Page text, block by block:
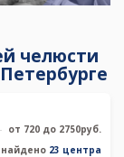
челюсти
от 720 до 2750руб.
найдено 23 центра